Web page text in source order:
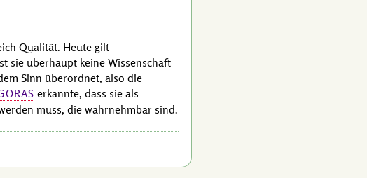
Qualität. Heute gilt
sie überhaupt keine Wissenschaft
Sinn überordnet, also die
erkannte, dass sie als
muss, die wahrnehmbar sind.